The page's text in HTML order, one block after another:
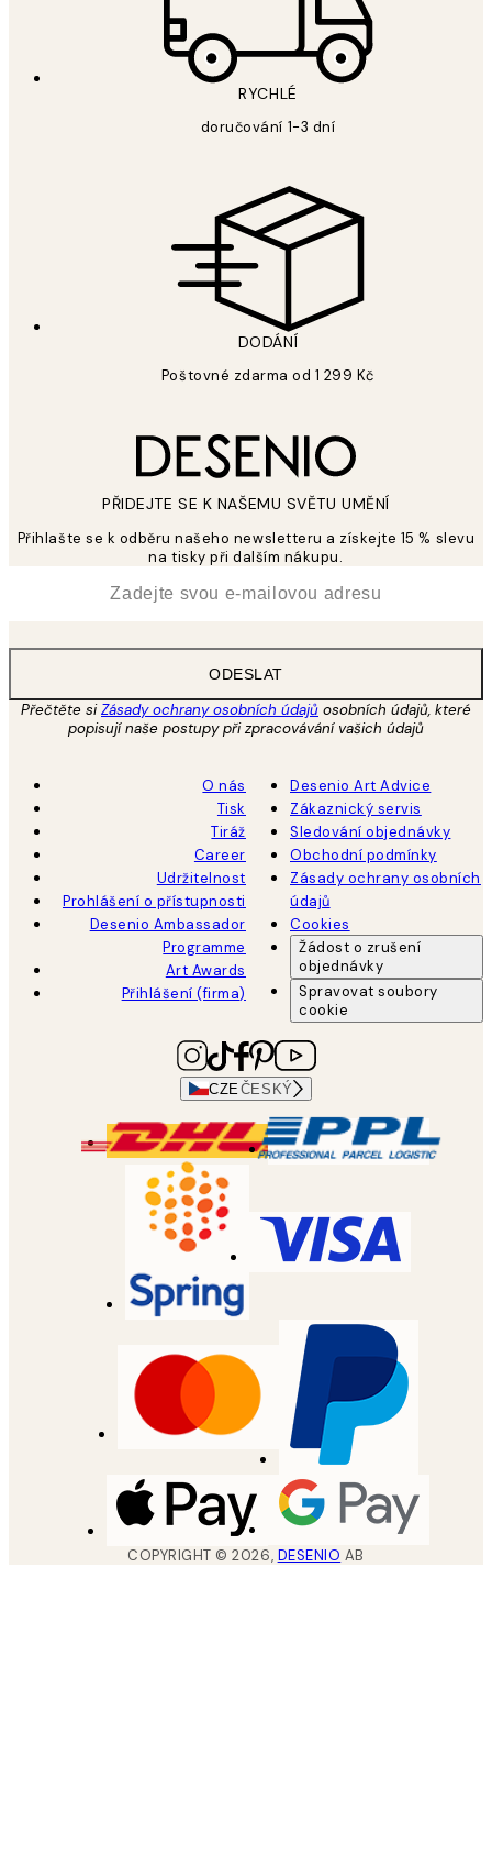
RYCHLÉ
doručování 1-3 dní
DODÁNÍ
Poštovné zdarma od 1 299 Kč
PŘIDEJTE SE K NAŠEMU SVĚTU UMĚNÍ
Přihlašte se k odběru našeho newsletteru a získejte 15 % slevu
na tisky při dalším nákupu.
ODESLAT
Přečtěte siZásady ochrany osobních údajů osobních údajů, které
popisují naše postupy při zpracovávání vašich údajů
O nás
Tisk
Tiráž
Career
Udržitelnost
Prohlášení o přístupnosti
Desenio Ambassador
Programme
Art Awards
Přihlášení (firma)
Desenio Art Advice
Zákaznický servis
Sledování objednávky
Obchodní podmínky
Zásady ochrany osobních
údajů
Cookies
Žádost o zrušení
objednávky
Spravovat soubory
cookie
CZE ČESKÝ
COPYRIGHT ©2026, DESENIO AB